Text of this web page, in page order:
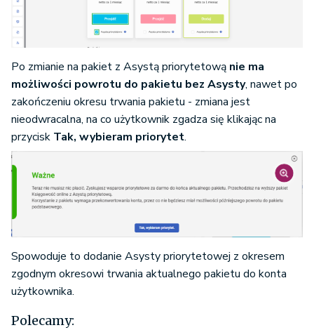
Po zmianie na pakiet z Asystą priorytetową nie ma
możliwości powrotu do pakietu bez Asysty, nawet po
zakończeniu okresu trwania pakietu - zmiana jest
nieodwracalna, na co użytkownik zgadza się klikając na
przycisk Tak, wybieram priorytet.
Spowoduje to dodanie Asysty priorytetowej z okresem
zgodnym okresowi trwania aktualnego pakietu do konta
użytkownika.
Polecamy: